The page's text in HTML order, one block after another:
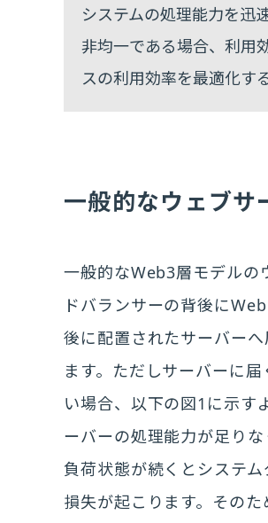
システムの処理能力を迅
非均一である場合、利用
スの利用効率を最適化す
一般的なウェブサ
一般的なWeb3層モデルの
ドバランサーの背後に
後に配置されたサーバー
ます。ただしサーバーに
い場合、以下の図1に示す
ーバーの処理能力が足り
負荷状態が続くとシステ
損失が起こります。その